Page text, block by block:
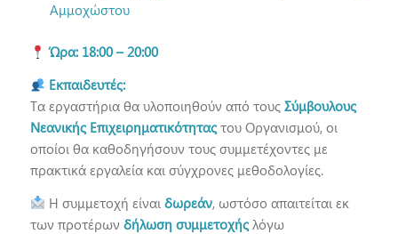
Αμμοχώστου
Ώρα: 18:00 – 20:00
Εκπαιδευτές:
Τα εργαστήρια θα υλοποιηθούν από τους Σύμβουλους
Νεανικής Επιχειρηματικότηταςτου Οργανισμού, οι
οποίοι θα καθοδηγήσουν τους συμμετέχοντες με
πρακτικά εργαλεία και σύγχρονες μεθοδολογίες.
Η συμμετοχή είναι δωρεάν, ωστόσο απαιτείται εκ
των προτέρων δήλωση συμμετοχήςλόγω